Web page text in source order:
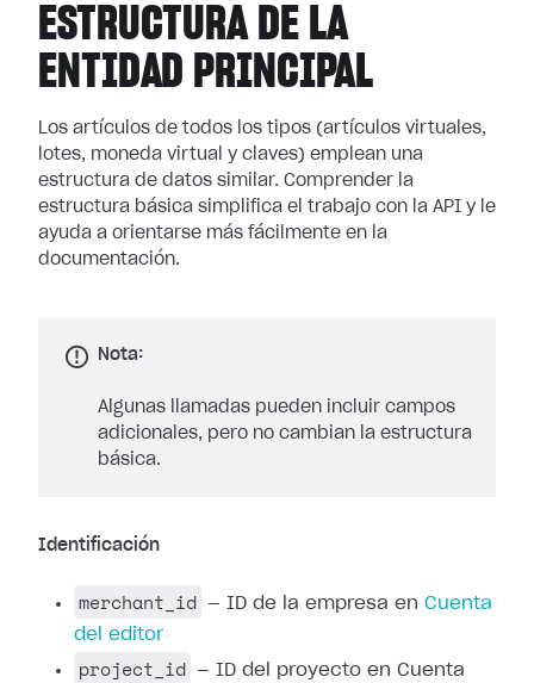
ESTRUCTURA DE LA
ENTIDAD PRINCIPAL
Los artículos de todos los tipos (artículos virtuales,
lotes, moneda virtual y claves) emplean una
estructura de datos similar. Comprender la
estructura básica simplifica el trabajo con la API y le
ayuda a orientarse más fácilmente en la
documentación.
Nota:
Algunas llamadas pueden incluir campos
adicionales, pero no cambian la estructura
básica.
Identificación
merchant_id — ID de la empresa en Cuenta
del editor
project_id
— ID del proyecto en Cuenta